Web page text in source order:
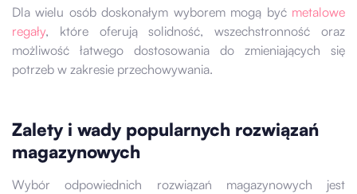
Dla wielu osób doskonałym wyborem mogą być metalowe
regały, które oferują solidność, wszechstronność oraz
możliwość łatwego dostosowania do zmieniających się
potrzeb w zakresie przechowywania.
Zalety i wady popularnych rozwiązań
magazynowych
Wybór odpowiednich rozwiązań magazynowych jest